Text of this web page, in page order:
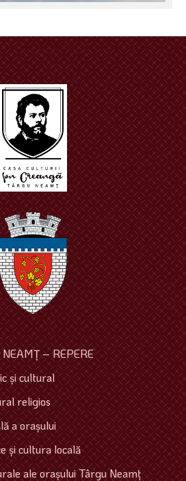
NEAMŢ – REPERE
şi cultural
religios
a oraşului
şi cultura locală
ale oraşului Târgu Neamţ